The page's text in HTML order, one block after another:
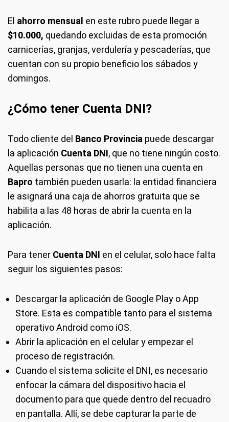
El ahorro mensual en este rubro puede llegar a
$10.000, quedando excluidas de esta promoción
carnicerías, granjas, verdulería y pescaderías, que
cuentan con su propio beneficio los sábados y
domingos.
¿Cómo tener Cuenta DNI?
Todo cliente del Banco Provincia puede descargar
la aplicación Cuenta DNI, que no tiene ningún costo.
Aquellas personas que no tienen una cuenta en
Bapro también pueden usarla: la entidad financiera
le asignará una caja de ahorros gratuita que se
habilita a las 48 horas de abrir la cuenta en la
aplicación.
Para tener Cuenta DNI en el celular, solo hace falta
seguir los siguientes pasos:
Descargar la aplicación de Google Play o App
Store. Esta es compatible tanto para el sistema
operativo Android como iOS.
Abrir la aplicación en el celular y empezar el
proceso de registración.
Cuando el sistema solicite el DNI, es necesario
enfocar la cámara del dispositivo hacia el
documento para que quede dentro del recuadro
en pantalla. Allí, se debe capturar la parte de